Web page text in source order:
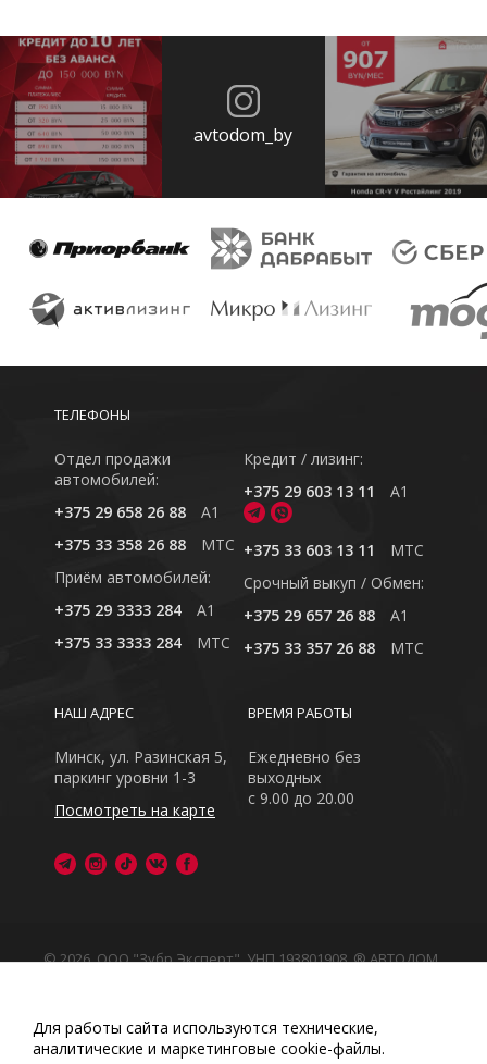
avtodom_by
ТЕЛЕФОНЫ
Отдел продажи
автомобилей:
+375 29 658 26 88
A1
+375 33 358 26 88
MTC
Приём автомобилей:
+375 29 3333 284
A1
+375 33 3333 284
MTC
Кредит / лизинг:
+375 29 603 13 11
A1
+375 33 603 13 11
MTC
Cрочный выкуп / Обмен:
+375 29 657 26 88
A1
+375 33 357 26 88
MTC
ВРЕМЯ РАБОТЫ
Ежедневно без
выходных
с 9.00 до 20.00
НАШ АДРЕС
Минск, ул. Разинская 5,
паркинг уровни 1-3
Посмотреть на карте
© 2026, ООО "Зубр Эксперт", УНП 193801908. ® АВТОДОМ
Обращаем Ваше внимание на то, что данный интернет-
сайт носит исключительно информационный характер
Любое использование либо копирование материалов
Для работы сайта используются технические,
аналитические и маркетинговые сооkіе-файлы.